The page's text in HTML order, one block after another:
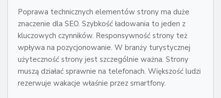
Poprawa technicznych elementów strony ma duże
znaczenie dla SEO. Szybkość ładowania to jeden z
kluczowych czynników. Responsywność strony też
wpływa na pozycjonowanie. W branży turystycznej
użyteczność strony jest szczególnie ważna. Strony
muszą działać sprawnie na telefonach. Większość ludzi
rezerwuje wakacje właśnie przez smartfony.